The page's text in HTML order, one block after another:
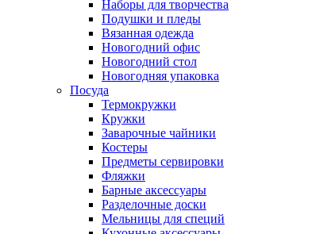
Наборы для творчества
Подушки и пледы
Вязанная одежда
Новогодний офис
Новогодний стол
Новогодняя упаковка
Посуда
Термокружки
Кружки
Заварочные чайники
Костеры
Предметы сервировки
Фляжки
Барные аксессуары
Разделочные доски
Мельницы для специй